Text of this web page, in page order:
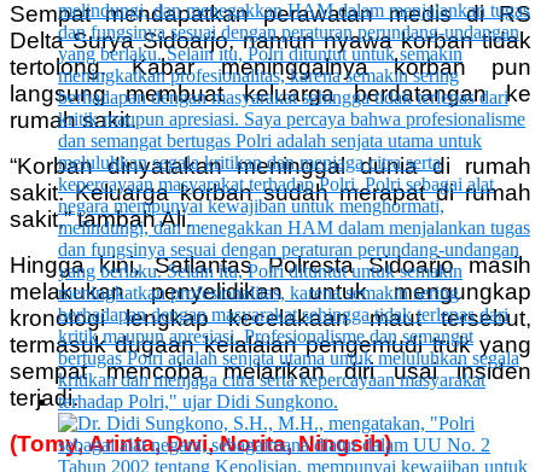
Sempat mendapatkan perawatan medis di RS
Delta Surya Sidoarjo, namun nyawa korban tidak
tertolong. Kabar meninggalnya korban pun
langsung membuat keluarga berdatangan ke
rumah sakit.
“Korban dinyatakan meninggal dunia di rumah
sakit. Keluarga korban sudah merapat di rumah
sakit,” tambah Ali.
Hingga kini, Satlantas Polresta Sidoarjo masih
melakukan penyelidikan untuk mengungkap
kronologi lengkap kecelakaan maut tersebut,
termasuk dugaan kelalaian pengemudi truk yang
sempat mencoba melarikan diri usai insiden
terjadi.
(Tomy, Arinta, Dwi, Norita, Ningsih)